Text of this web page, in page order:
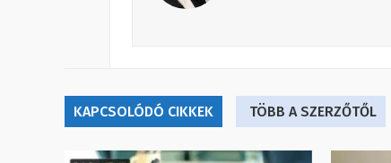
KAPCSOLÓDÓ CIKKEK TÖBB A SZERZŐTŐL